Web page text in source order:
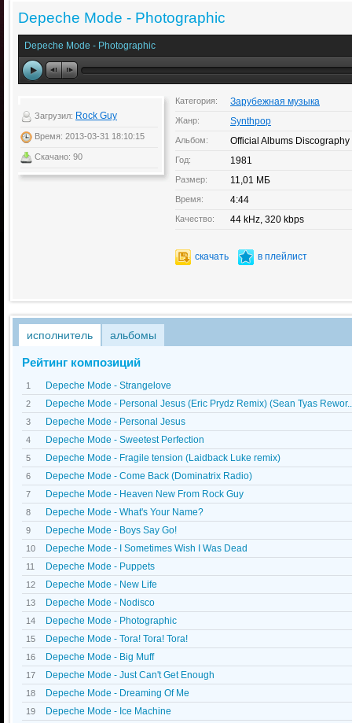
Depeche Mode - Photographic
Depeche Mode - Photographic
Загрузил: Rock Guy
Время: 2013-03-31 18:10:15
Скачано: 90
Категория: Зарубежная музыка
Жанр: Synthpop
Альбом: Official Albums Discography
Год: 1981
Размер: 11,01 МБ
Время: 4:44
Качество: 44 kHz, 320 kbps
скачать в плейлист
исполнитель альбомы
Рейтинг композиций
1 Depeche Mode - Strangelove
2 Depeche Mode - Personal Jesus (Eric Prydz Remix) (Sean Tyas
3 Depeche Mode - Personal Jesus
4 Depeche Mode - Sweetest Perfection
5 Depeche Mode - Fragile tension (Laidback Luke remix)
6 Depeche Mode - Come Back (Dominatrix Radio)
7 Depeche Mode - Heaven New From Rock Guy
8 Depeche Mode - What's Your Name?
9 Depeche Mode - Boys Say Go!
10 Depeche Mode - I Sometimes Wish I Was Dead
11 Depeche Mode - Puppets
12 Depeche Mode - New Life
13 Depeche Mode - Nodisco
14 Depeche Mode - Photographic
15 Depeche Mode - Tora! Tora! Tora!
16 Depeche Mode - Big Muff
17 Depeche Mode - Just Can't Get Enough
18 Depeche Mode - Dreaming Of Me
19 Depeche Mode - Ice Machine